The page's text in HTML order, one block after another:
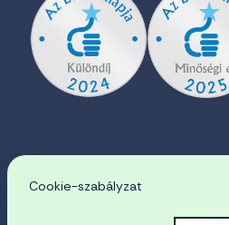
EN
Cookie-szabályzat